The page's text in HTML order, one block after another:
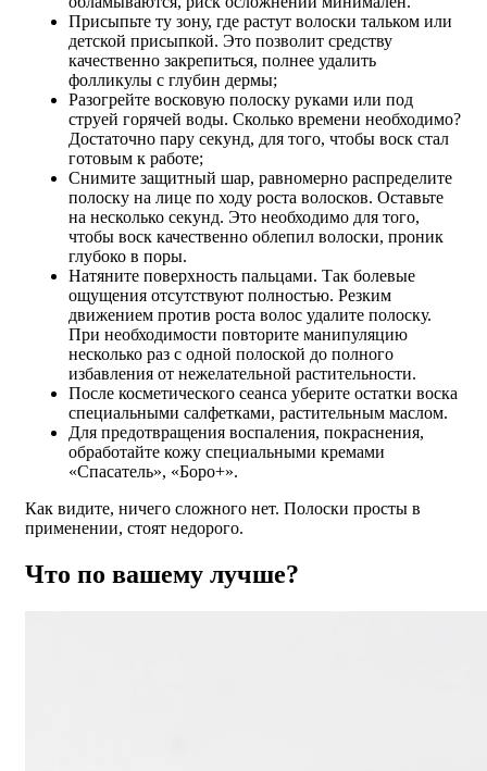
Присыпьте ту зону, где растут волоски тальком или
детской присыпкой. Это позволит средству
качественно закрепиться, полнее удалить
фолликулы с глубин дермы;
Разогрейте восковую полоску руками или под
струей горячей воды. Сколько времени необходимо?
Достаточно пару секунд, для того, чтобы воск стал
готовым к работе;
Снимите защитный шар, равномерно распределите
полоску на лице по ходу роста волосков. Оставьте
на несколько секунд. Это необходимо для того,
чтобы воск качественно облепил волоски, проник
глубоко в поры.
Натяните поверхность пальцами. Так болевые
ощущения отсутствуют полностью. Резким
движением против роста волос удалите полоску.
При необходимости повторите манипуляцию
несколько раз с одной полоской до полного
избавления от нежелательной растительности.
После косметического сеанса уберите остатки воска
специальными салфетками, растительным маслом.
Для предотвращения воспаления, покраснения,
обработайте кожу специальными кремами
«Спасатель», «Боро+».
Как видите, ничего сложного нет. Полоски просты в
применении, стоят недорого.
Что по вашему лучше?